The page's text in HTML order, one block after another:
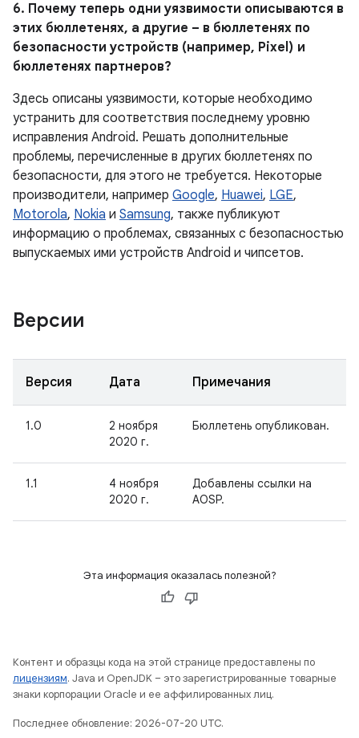
6. Почему теперь одни уязвимости описываются в
этих бюллетенях, а другие – в бюллетенях по
безопасности устройств (например, Pixel) и
бюллетенях партнеров?
Здесь описаны уязвимости, которые необходимо
устранить для соответствия последнему уровню
исправления Android. Решать дополнительные
проблемы, перечисленные в других бюллетенях по
безопасности, для этого не требуется. Некоторые
производители, например Google, Huawei, LGE,
Motorola, Nokia и Samsung, также публикуют
информацию о проблемах, связанных с безопасностью
выпускаемых ими устройств Android и чипсетов.
Версии
Версия Дата Примечания
1.0
2 ноября
2020 г.
Бюллетень опубликован.
1.1
4 ноября
2020 г.
Добавлены ссылки на
AOSP.
Эта информация оказалась полезной?
Контент и образцы кода на этой странице предоставлены по
лицензиям. Java и OpenJDK – это зарегистрированные товарные
знаки корпорации Oracle и ее аффилированных лиц.
Последнее обновление: 2026-07-20 UTC.